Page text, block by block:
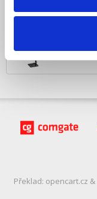
Překlad: opencart.cz &